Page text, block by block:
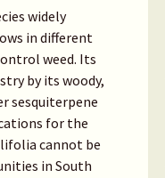
widely
in different
weed. Its
by its woody,
sesquiterpene
for the
cannot be
in South